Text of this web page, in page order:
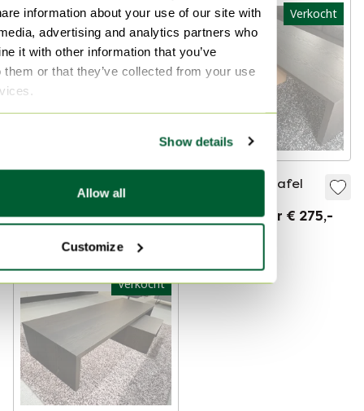
information about your use of our site with
advertising and analytics partners who
it with other information that you’ve
them or that they’ve collected from your use
Show details
Allow all
Customize
Verkocht
salontafel
Verkocht voor € 180,-
Verkocht
2x Arco salontafel
Verkocht voor € 275,-
Verkocht